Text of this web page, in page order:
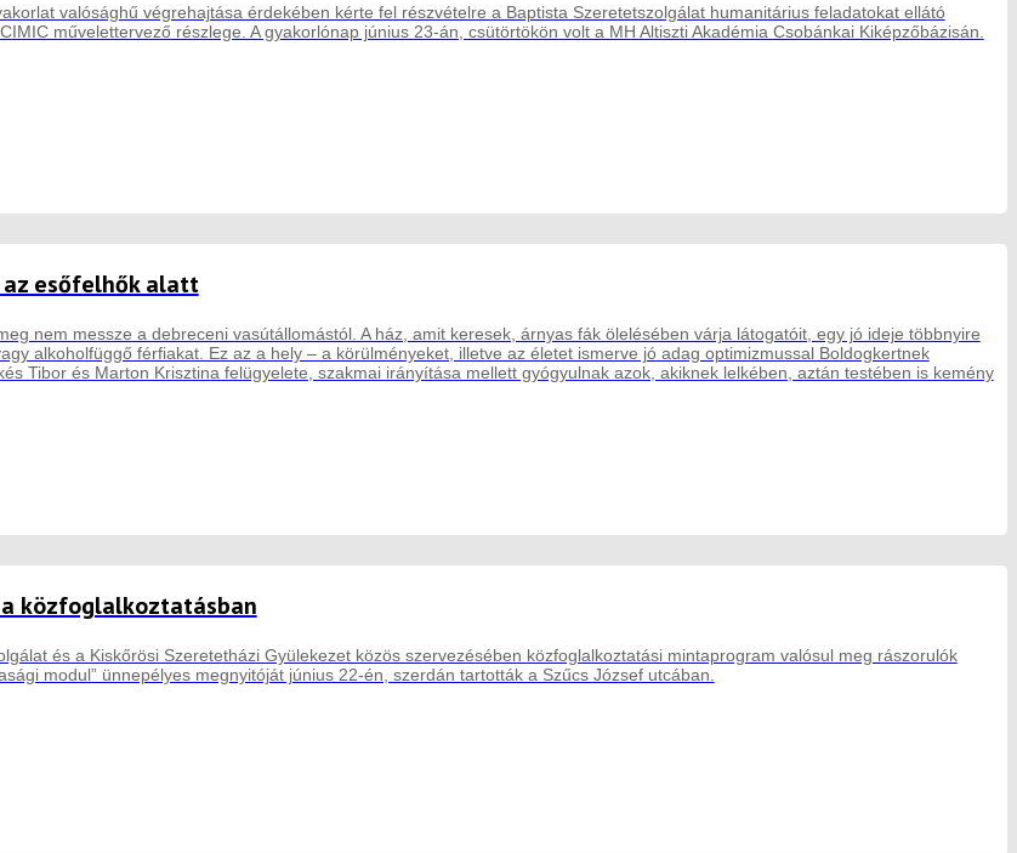
valósághű végrehajtása érdekében kérte fel részvételre a Baptista Szeretetszolgálat humanitárius feladatokat ellátó
művelettervező részlege. A gyakorlónap június 23-án, csütörtökön volt a MH Altiszti Akadémia Csobánkai Kiképzőbázisán.
esőfelhők alatt
nem messze a debreceni vasútállomástól. A ház, amit keresek, árnyas fák ölelésében várja látogatóit, egy jó ideje többnyire
alkoholfüggő férfiakat. Ez az a hely – a körülményeket, illetve az életet ismerve jó adag optimizmussal Boldogkertnek
Tibor és Marton Krisztina felügyelete, szakmai irányítása mellett gyógyulnak azok, akiknek lelkében, aztán testében is kemény
közfoglalkoztatásban
és a Kiskőrösi Szeretetházi Gyülekezet közös szervezésében közfoglalkoztatási mintaprogram valósul meg rászorulók
modul” ünnepélyes megnyitóját június 22-én, szerdán tartották a Szűcs József utcában.